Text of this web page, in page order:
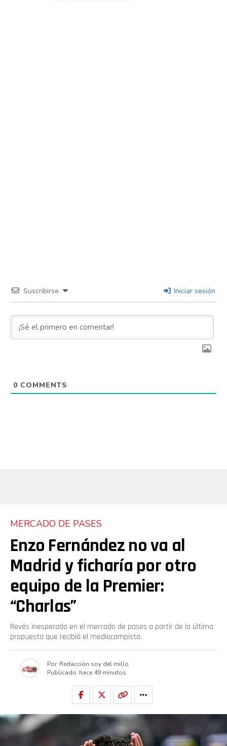
Suscribirse Iniciar sesión
0 COMMENTS
MERCADO DE PASES
Enzo Fernández no va al
Madrid y ficharía por otro
equipo de la Premier:
“Charlas”
Revés inesperado en el mercado de pases a partir de la última
propuesta que recibió el mediocampista.
Por Redacción soy del millo
Publicado hace 49 minutos